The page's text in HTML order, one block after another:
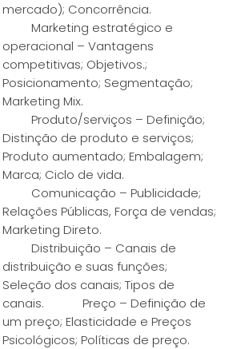
mercado); Concorrência.
Marketing estratégico e
operacional – Vantagens
competitivas; Objetivos.;
Posicionamento; Segmentação;
Marketing Mix.
Produto/serviços – Definição;
Distinção de produto e serviços;
Produto aumentado; Embalagem;
Marca; Ciclo de vida.
Comunicação – Publicidade;
Relações Públicas, Força de vendas;
Marketing Direto.
Distribuição – Canais de
distribuição e suas funções;
Seleção dos canais; Tipos de
canais. Preço – Definição de
um preço; Elasticidade e Preços
Psicológicos; Políticas de preço.